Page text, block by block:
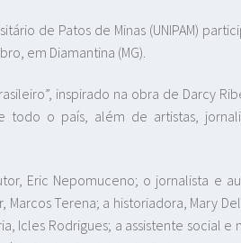
de Patos de Minas (UNIPAM)
em Diamantina (MG).
inspirado na obra de Darcy
todo o país, além de artistas,
Eric Nepomuceno; o jornalista e
Terena; a historiadora, Mary
Icles Rodrigues; a assistente social e